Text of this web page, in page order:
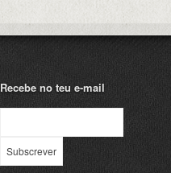
Recebe no teu e-mail